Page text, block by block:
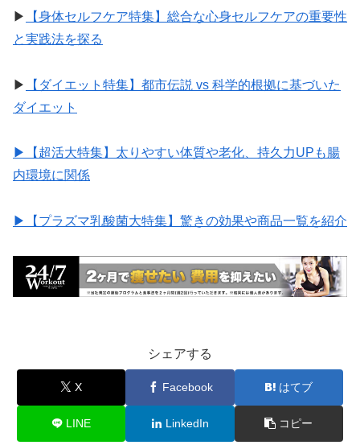
▶︎
【身体セルフケア特集】総合な心身セルフケアの重要性
と実践法を探る
▶︎
【ダイエット特集】都市伝説 vs 科学的根拠に基づいた
ダイエット
▶︎【超活大特集】太りやすい体質や老化、持久力UPも腸
内環境に関係
▶︎【プラズマ乳酸菌大特集】驚きの効果や商品一覧を紹介
シェアする
X Facebook はてブ
LINE LinkedIn コピー